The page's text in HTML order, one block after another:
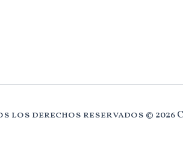
los derechos reservados © 2026